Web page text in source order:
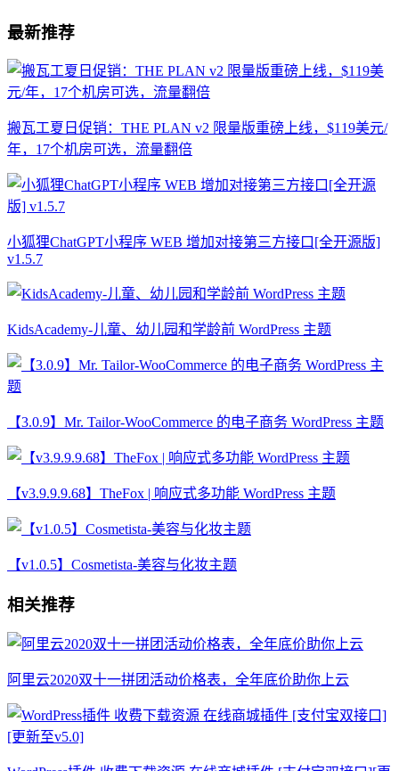
最新推荐
搬瓦工夏日促销：THE PLAN v2 限量版重磅上线，$119美元/
年，17个机房可选，流量翻倍
小狐狸ChatGPT小程序 WEB 增加对接第三方接口[全开源版]
v1.5.7
KidsAcademy-儿童、幼儿园和学龄前 WordPress 主题
【3.0.9】Mr. Tailor-WooCommerce 的电子商务 WordPress 主题
【v3.9.9.9.68】TheFox | 响应式多功能 WordPress 主题
【v1.0.5】Cosmetista-美容与化妆主题
相关推荐
阿里云2020双十一拼团活动价格表，全年底价助你上云